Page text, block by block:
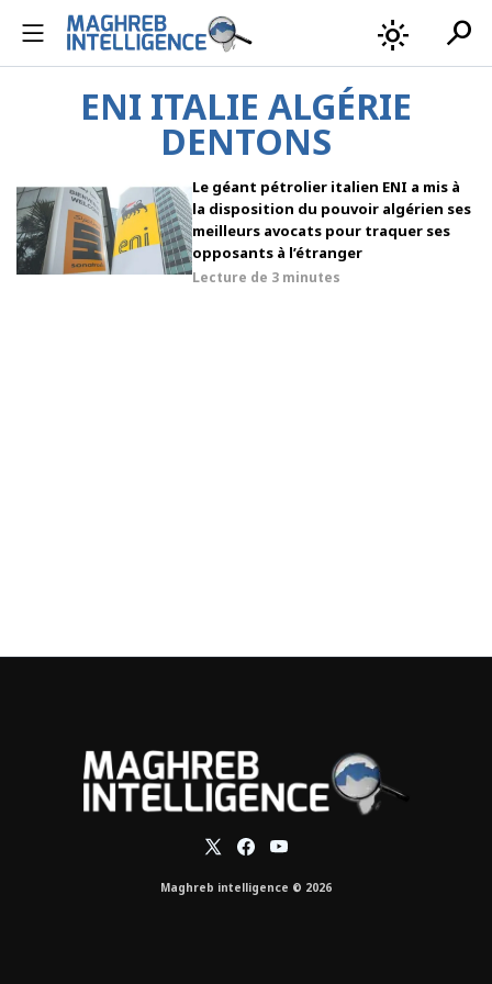
light_mode search
ENI ITALIE ALGÉRIE
DENTONS
Le géant pétrolier italien ENI a mis à
la disposition du pouvoir algérien ses
meilleurs avocats pour traquer ses
opposants à l’étranger
Lecture de 3 minutes
Maghreb intelligence © 2026